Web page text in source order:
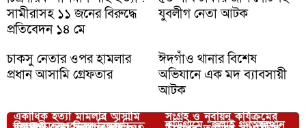
সামীরাসহ ১১ জনের বিরুদ্ধে
প্রতিবেদন ১৪ মে
যুবলীগ নেতা আটক
চাকসু নেতার ওপর হামলার
প্রধান আসামি গ্রেফতার
ঈদগাঁও থানার বিশেষ
অভিযানে এক মদ ব্যাবসায়ী
আটক
একাধিক হত্যা মামলার আসামি
সংগ্রহ ও নবায়ন কার্যক্রমের
কুড়িগ্রামে “জুলাই গণঅভ্যুত্থান